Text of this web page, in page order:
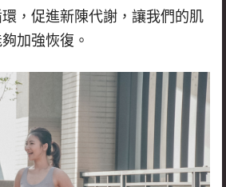
，促進新陳代謝，讓我們的肌
加強恢復。